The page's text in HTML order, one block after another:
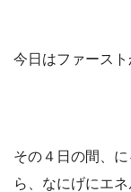
今日はファースト
その４日の間、
ら、なにげにエ